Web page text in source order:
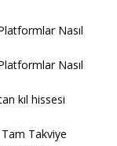
Nasıl
Nasıl
kıl hissesi
Takviye